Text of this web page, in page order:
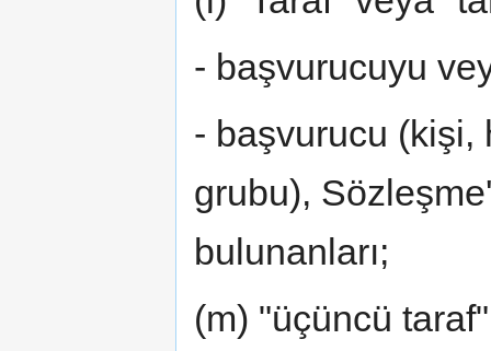
- başvurucuyu
- başvurucu (kişi,
grubu),
bulunanları;
(m) "üçüncü